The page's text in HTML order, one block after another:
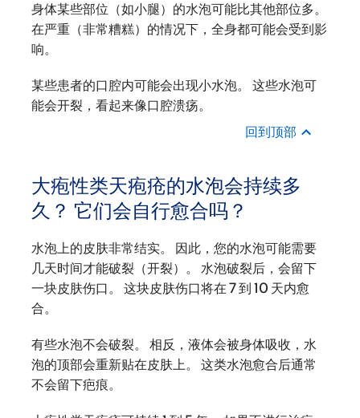
身体某些部位（如小腿）的水泡可能比其他部位多。
在严重（非常糟糕）的情况下，全身都可能会受到影
响。
某些患者的口腔内可能会出现小水泡。 这些水泡可
能会开裂，看起来像口腔溃疡。
回到顶部
大疱性类天疱疮的水泡会持续多
久？ 它们会自行愈合吗？
水泡上的皮肤非常结实。 因此，您的水泡可能需要
几天时间才能破裂（开裂）。 水泡破裂后，会留下
一块皮肤伤口。 这块皮肤伤口将在 7 到 10 天内愈
合。
有些水泡不会破裂。 相反，液体会被身体吸收，水
泡的顶部会重新贴在皮肤上。 这类水泡愈合后通常
不会留下疤痕。